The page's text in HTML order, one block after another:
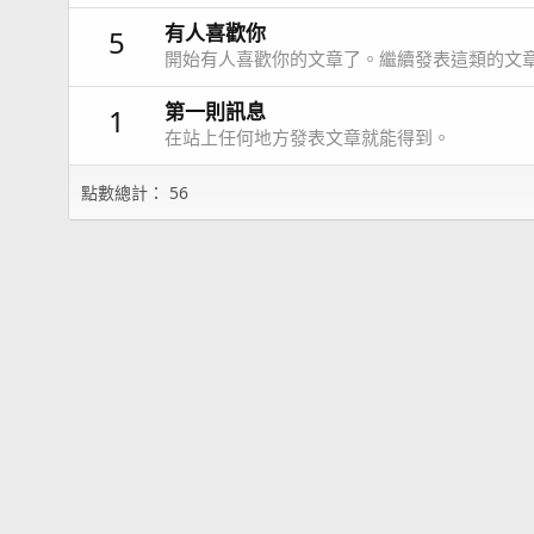
5 有人喜歡你
開始有人喜歡你的文章了。繼續發表這類的文
1 第一則訊息
在站上任何地方發表文章就能得到。
點數總計： 56